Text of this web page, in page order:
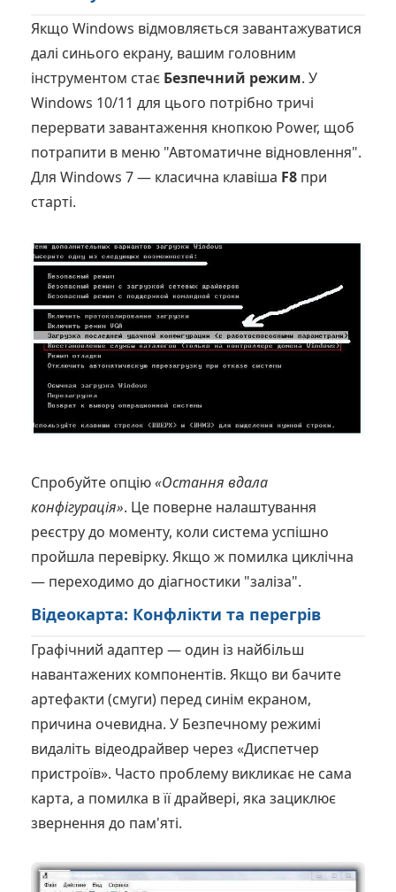
Якщо Windows відмовляється завантажуватися
далі синього екрану, вашим головним
інструментом стає Безпечний режим. У
Windows 10/11 для цього потрібно тричі
перервати завантаження кнопкою Power, щоб
потрапити в меню "Автоматичне відновлення".
Для Windows 7 — класична клавіша F8 при
старті.
Спробуйте опцію«Остання вдала
конфігурація». Це поверне налаштування
реєстру до моменту, коли система успішно
пройшла перевірку. Якщо ж помилка циклічна
— переходимо до діагностики "заліза".
Відеокарта: Конфлікти та перегрів
Графічний адаптер — один із найбільш
навантажених компонентів. Якщо ви бачите
артефакти (смуги) перед синім екраном,
причина очевидна. У Безпечному режимі
видаліть відеодрайвер через «Диспетчер
пристроїв». Часто проблему викликає не сама
карта, а помилка в її драйвері, яка зациклює
звернення до пам'яті.